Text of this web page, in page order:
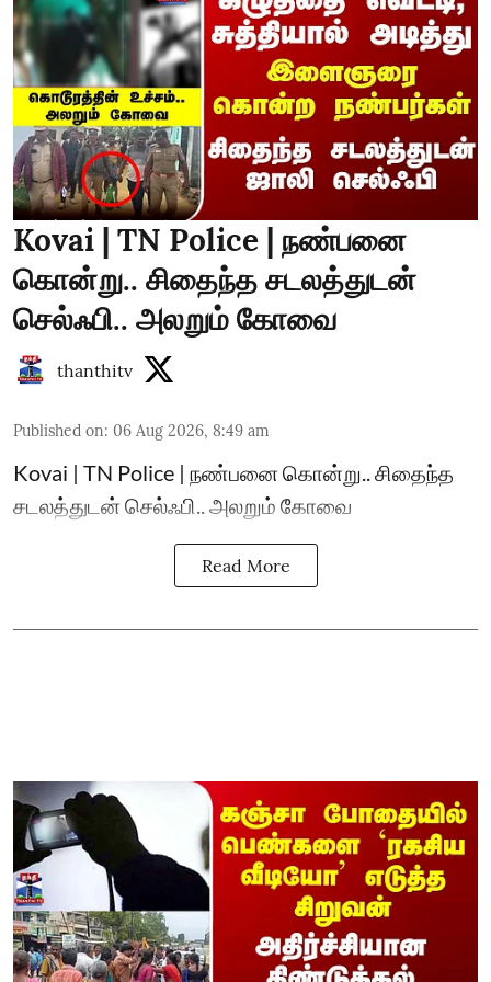
Kovai | TN Police | நண்பனை
கொன்று.. சிதைந்த சடலத்துடன்
செல்ஃபி.. அலறும் கோவை
thanthitv
Published on: 06 Aug 2026, 8:49 am
Kovai | TN Police | நண்பனை கொன்று.. சிதைந்த
சடலத்துடன் செல்ஃபி.. அலறும் கோவை
Read More